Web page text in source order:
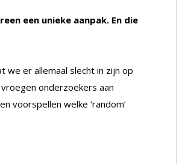
een unieke aanpak. En die
we er allemaal slecht in zijn op
onderzoekers aan
voorspellen welke ‘random’